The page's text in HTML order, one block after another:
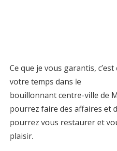
Ce que je vous garantis,
votre temps dans le
bouillonnant centre-ville de
pourrez faire des affaires et
pourrez vous restaurer et
plaisir.